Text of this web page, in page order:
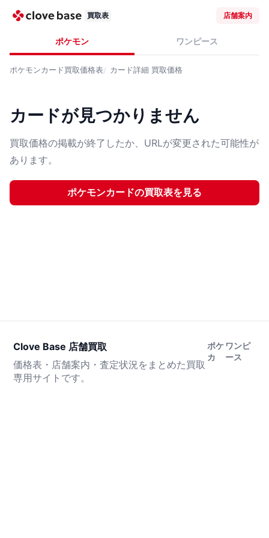
買取表 店舗案内
ポケモン ワンピース
ポケモンカード買取価格表 カード詳細 買取価格
カードが見つかりません
買取価格の掲載が終了したか、URLが変更された可能性が
あります。
ポケモンカードの買取表を見る
Clove Base 店舗買取
価格表・店舗案内・査定状況をまとめた買取
専用サイトです。
ポケ
カ
ワンピ
ース